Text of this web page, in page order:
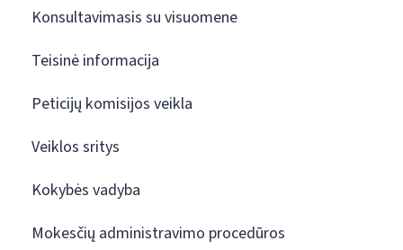
Konsultavimasis su visuomene
Teisinė informacija
Peticijų komisijos veikla
Veiklos sritys
Kokybės vadyba
Mokesčių administravimo procedūros